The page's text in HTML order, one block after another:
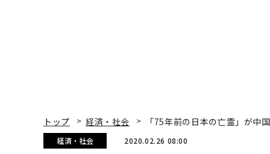
トップ 経済・社会 「75年前の日本の亡霊」が中
経済・社会 2020.02.26 08:00